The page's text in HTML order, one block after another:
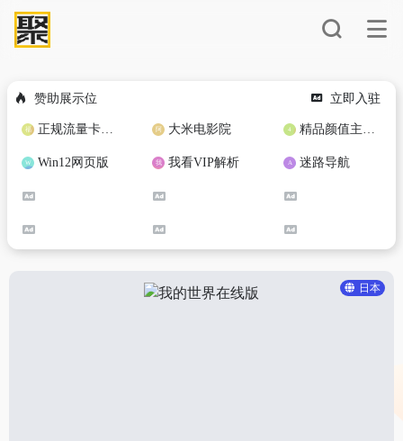
赞助展示位 立即入驻
正规流量卡免费加盟合作 大米电影院 精品颜值主播定制
Win12网页版 我看VIP解析 迷路导航
日本